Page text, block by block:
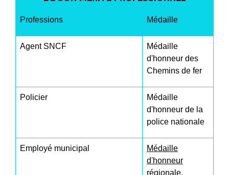
Professions Médaille
Agent SNCF
Médaille
d'honneur des
Chemins de fer
Policier
Médaille
d'honneur de la
police nationale
Employé municipal
Médaille
d'honneur
régionale,